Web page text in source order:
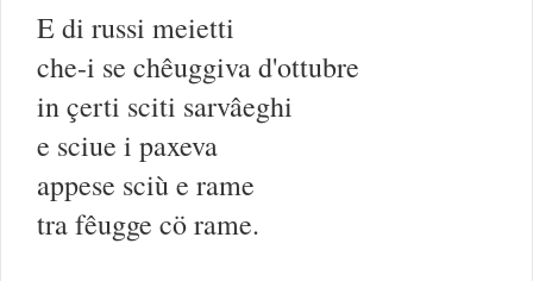
E di russi meietti
che-i se chêuggiva d'ottubre
in çerti sciti sarvâeghi
e sciue i paxeva
appese sciù e rame
tra fêugge cö rame.